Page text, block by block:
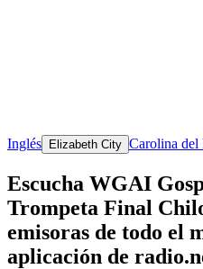
Inglés Elizabeth City Carolina del
Escucha WGAI
Trompeta Final
emisoras de todo el
aplicación de